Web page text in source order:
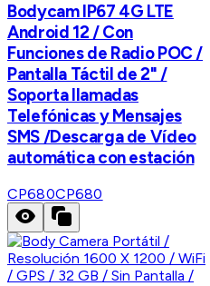
Bodycam IP67 4G LTE
Android 12 / Con
Funciones de Radio POC /
Pantalla Táctil de 2" /
Soporta llamadas
Telefónicas y Mensajes
SMS /Descarga de Vídeo
automática con estación
CP680CP680